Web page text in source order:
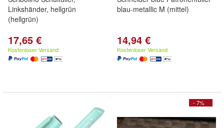
Linkshänder, hellgrün
(hellgrün)
17,65 €
Kostenloser Versand
blau-metallic M (mittel)
14,94 €
Kostenloser Versand
- 7%